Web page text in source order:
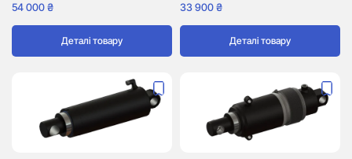
54 000₴
Деталі товару
33 900₴
Деталі товару